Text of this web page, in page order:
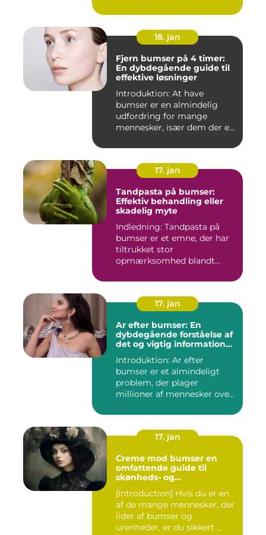
18. jan
Fjern bumser på 4 timer:
En dybdegående guide til
effektive løsninger
Introduktion: At have
bumser er en almindelig
udfordring for mange
mennesker, især dem der er
17. jan
Tandpasta på bumser:
Effektiv behandling eller
skadelig myte
Indledning: Tandpasta på
bumser er et emne, der har
tiltrukket stor
opmærksomhed blandt
17. jan
Ar efter bumser: En
dybdegående forståelse af
det og vigtig information
Introduktion: Ar efter
bumser er et almindeligt
problem, der plager
millioner af mennesker over
17. jan
Creme mod bumser en
omfattende guide til
skønheds- og
[Introduction] Hvis du er en
af de mange mennesker, der
lider af bumser og
urenheder, er du sikkert ...